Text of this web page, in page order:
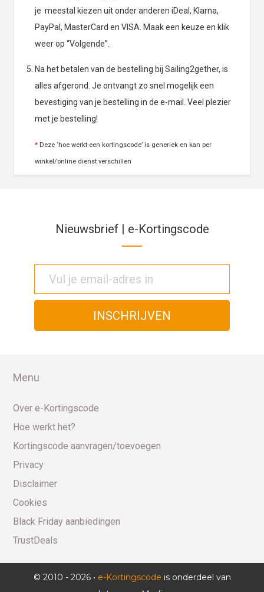
je meestal kiezen uit onder anderen iDeal, Klarna,
PayPal, MasterCard en VISA. Maak een keuze en klik
weer op “Volgende”.
Na het betalen van de bestelling bij Sailing2gether, is
alles afgerond. Je ontvangt zo snel mogelijk een
bevestiging van je bestelling in de e-mail. Veel plezier
met je bestelling!
* Deze ‘hoe werkt een kortingscode’ is generiek en kan per
winkel/online dienst verschillen
Nieuwsbrief | e-Kortingscode
Menu
Over e-Kortingscode
Hoe werkt het?
Kortingscode aanvragen/toevoegen
Privacy
Disclaimer
Cookies
Black Friday aanbiedingen
TrustDeals
© 2010 - 2026 • e-Kortingscode is onderdeel van